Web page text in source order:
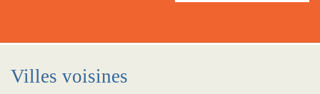
Villes voisines